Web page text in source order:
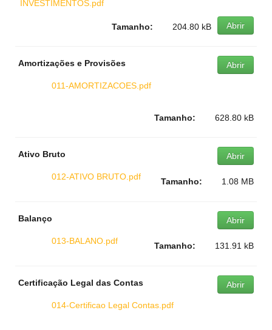
INVESTIMENTOS.pdf
Abrir
Tamanho: 204.80 kB
Amortizações e Provisões
011-AMORTIZACOES.pdf
Abrir
Tamanho: 628.80 kB
Ativo Bruto
012-ATIVO BRUTO.pdf
Abrir
Tamanho: 1.08 MB
Balanço
013-BALANO.pdf
Abrir
Tamanho: 131.91 kB
Certificação Legal das Contas
014-Certificao Legal Contas.pdf
Abrir